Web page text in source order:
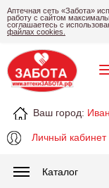
Аптечная сеть «Забота»
работу с сайтом
соглашаетесь с
файлах cookies.
Ваш город:
Личный кабинет
Каталог